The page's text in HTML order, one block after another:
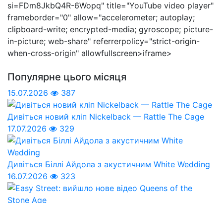
si=FDm8JkbQ4R-6Wopq" title="YouTube video player"
frameborder="0" allow="accelerometer; autoplay;
clipboard-write; encrypted-media; gyroscope; picture-
in-picture; web-share" referrerpolicy="strict-origin-
when-cross-origin" allowfullscreen>iframe>
Популярне цього місяця
15.07.2026 387
Дивіться новий кліп Nickelback — Rattle The Cage
17.07.2026
329
Дивіться Біллі Айдола з акустичним White Wedding
16.07.2026
323